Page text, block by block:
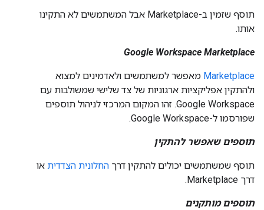
תוסף שזמין ב-Marketplace אבל המשתמשים לא התקינו
אותו.
Google Workspace Marketplace
Marketplace מאפשר למשתמשים ולאדמינים למצוא
ולהתקין אפליקציות ארגוניות של צד שלישי שמשולבות עם
Google Workspace. זהו המקום המרכזי לניהול תוספים
שפורסמו ל-Google Workspace.
תוספים שאפשר להתקין
תוסף שמשתמשים יכולים להתקין דרך החלונית הצדדית או
דרך Marketplace.
תוספים מותקנים